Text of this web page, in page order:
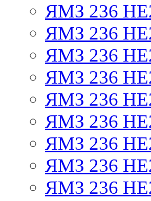
ЯМЗ 236
ЯМЗ 236 НЕ2
ЯМЗ 236
ЯМЗ 236 НЕ2
ЯМЗ 236
ЯМЗ 236
ЯМЗ 236
ЯМЗ 236 НЕ2
ЯМЗ 236